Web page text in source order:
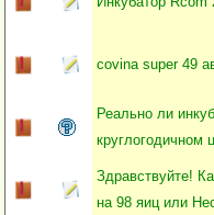
covina super 49
Реально ли
круглогодичном
Здравствуйте!
на 98 яиц или